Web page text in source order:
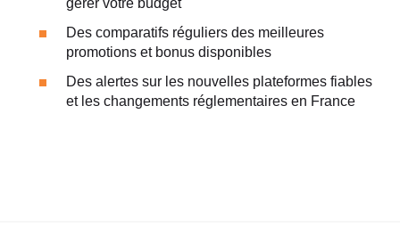
Des comparatifs réguliers des meilleures
promotions et bonus disponibles
Des alertes sur les nouvelles plateformes fiables
et les changements réglementaires en France